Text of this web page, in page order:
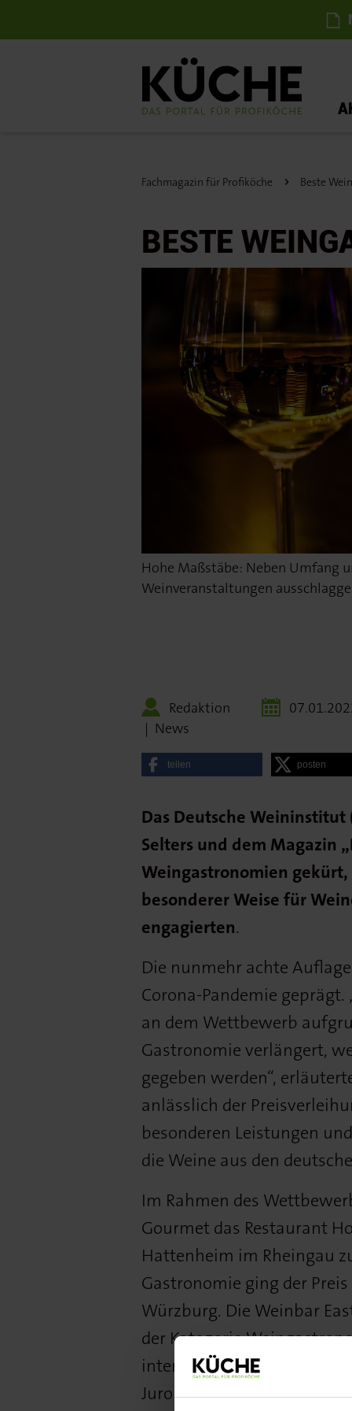
Fachmagazin für Profiköche Beste
BESTE
Hohe Maßstäbe: Neben Umfang
Weinveranstaltungen
Redaktion
| News
teilen posten
Das Deutsche
Selters und dem Magazin
Weingastronomien
besonderer Weise für
engagierten.
Die nunmehr achte
Corona-Pandemie
an dem Wettbewerb
Gastronomie verlängert,
gegeben werden“,
anlässlich der
besonderen Leistungen
die Weine aus den
Im Rahmen des
Gourmet das Restaurant
Hattenheim im Rheingau
Gastronomie ging der
Würzburg. Die Weinbar
der Kategorie
internationalen
Juroren das Vinocentral in